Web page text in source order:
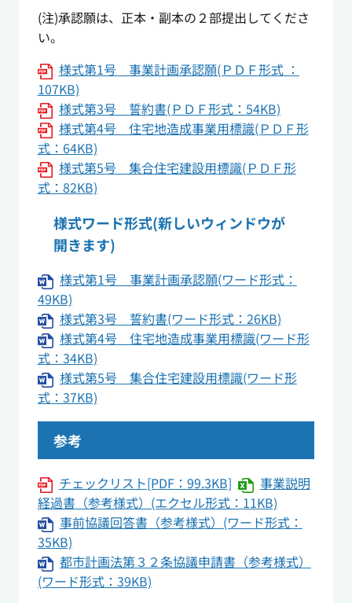
(注)承認願は、正本・副本の２部提出してくださ
い。
様式第1号 事業計画承認願(ＰＤＦ形式 ：
107KB)
様式第3号 誓約書(ＰＤＦ形式：54KB)
様式第4号 住宅地造成事業用標識(ＰＤＦ形
式：64KB)
様式第5号 集合住宅建設用標識(ＰＤＦ形
式：82KB)
様式ワード形式(新しいウィンドウが
開きます)
様式第1号 事業計画承認願(ワード形式：
49KB)
様式第3号 誓約書(ワード形式：26KB)
様式第4号 住宅地造成事業用標識(ワード形
式：34KB)
様式第5号 集合住宅建設用標識(ワード形
式：37KB)
参考
チェックリスト[PDF：99.3KB] 事業説明
経過書 （参考様式）(エクセル形式： 11KB)
事前協議回答書（参考様式）(ワード形式：
35KB)
都市計画法第３２条協議申請書（参考様式）
(ワード形式：39KB)